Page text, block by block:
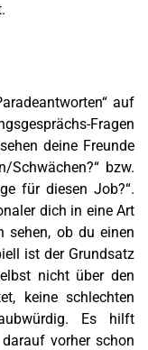
auf
Fragen
deine Freunde
Schwächen?“ bzw.
für diesen Job?“.
dich in eine Art
sehen, ob du einen
ist der Grundsatz
nicht über den
keine schlechten
Es hilft
vorher schon